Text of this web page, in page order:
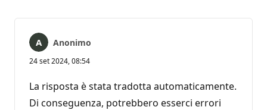
Anonimo
24 set 2024, 08:54
La risposta è stata tradotta automaticamente.
Di conseguenza, potrebbero esserci errori